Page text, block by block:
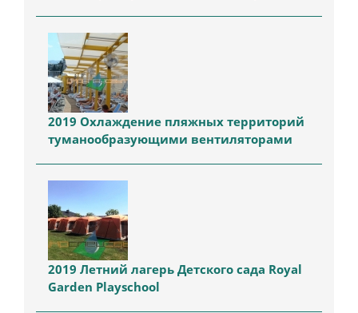
2019 Охлаждение пляжных территорий
туманообразующими вентиляторами
2019 Летний лагерь Детского сада Royal
Garden Playschool